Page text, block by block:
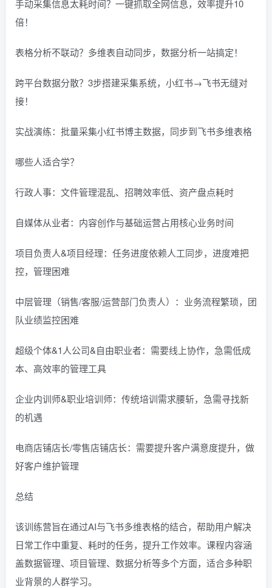
手动采集信息太耗时间？一键抓取全网信息，效率提升10
倍！
表格分析不联动？多维表自动同步，数据分析一站搞定！
跨平台数据分散？3步搭建采集系统，小红书→飞书无缝对
接！
实战演练：批量采集小红书博主数据，同步到飞书多维表格
哪些人适合学？
行政人事：文件管理混乱、招聘效率低、资产盘点耗时
自媒体从业者：内容创作与基础运营占用核心业务时间
项目负责人&项目经理：任务进度依赖人工同步，进度难把
控，管理困难
中层管理（销售/客服/运营部门负责人）：业务流程繁琐，团
队业绩监控困难
超级个体&1人公司&自由职业者：需要线上协作，急需低成
本、高效率的管理工具
企业内训师&职业培训师：传统培训需求腰斩，急需寻找新
的机遇
电商店铺店长/零售店铺店长：需要提升客户满意度提升，做
好客户维护管理
总结
该训练营旨在通过AI与飞书多维表格的结合，帮助用户解决
日常工作中重复、耗时的任务，提升工作效率。课程内容涵
盖数据管理、项目管理、数据分析等多个方面，适合多种职
业背景的人群学习。